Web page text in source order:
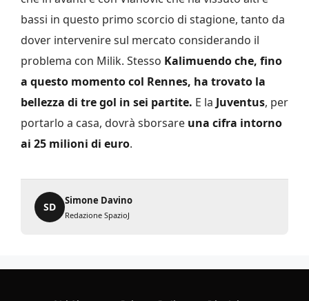
bassi in questo primo scorcio di stagione, tanto da
dover intervenire sul mercato considerando il
problema con Milik. Stesso Kalimuendo che, fino
a questo momento col Rennes, ha trovato la
bellezza di tre gol in sei partite. E la Juventus, per
portarlo a casa, dovrà sborsare una cifra intorno
ai 25 milioni di euro.
SD
Simone Davino
Redazione SpazioJ